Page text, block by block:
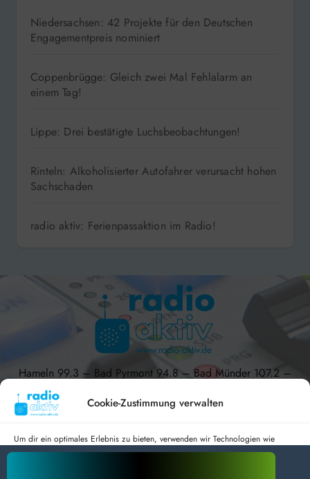
Cookie-Zustimmung verwalten
Um dir ein optimales Erlebnis zu bieten, verwenden wir Technologien wie
Cookies, um Geräteinformationen zu speichern und/oder darauf zuzugreifen.
Niedersachsen: 42 Projekte für den Deutschen
Engagementpreis nominiert
Coppenbrügge: Gleich zwei Mal Fehlalarm an
einem Tag!
Lippe: Drei bestätigte Luchsbeobachtungen!
Rinteln: Alkoholisierter Autofahrer verursacht hohen
Sachschaden
radio aktiv: Ferienpassaktion im Radio!
Hameln 99.3 – Bad Pyrmont 94.8 – Bad Münder 107.2 –
DAB+ 9C
radio aktiv e.V.